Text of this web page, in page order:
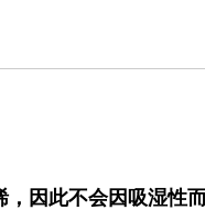
，因此不会因吸湿性